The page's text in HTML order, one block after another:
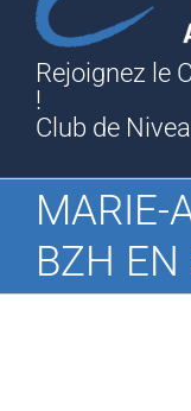
Rejoignez le
!
Club de
MARIE-
BZH